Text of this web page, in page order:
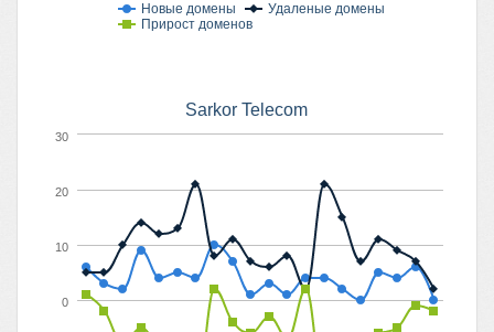
Новые домены
Удаленые домены
Прирост доменов
Sarkor Telecom
0
10
20
30